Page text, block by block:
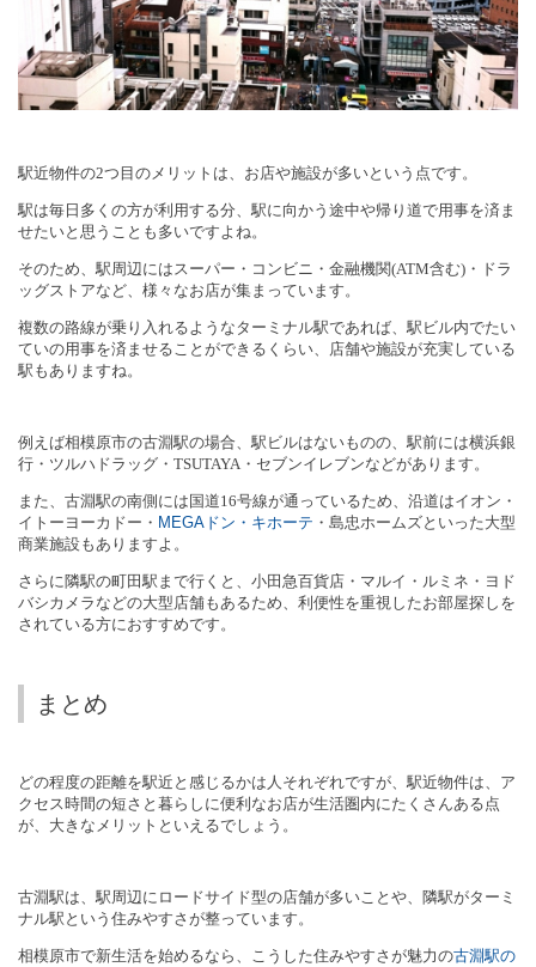
駅近物件の2つ目のメリットは、お店や施設が多いという点です。
駅は毎日多くの方が利用する分、駅に向かう途中や帰り道で用事を済ま
せたいと思うことも多いですよね。
そのため、駅周辺にはスーパー・コンビニ・金融機関(ATM含む) ・ドラ
ッグストアなど、様々なお店が集まっています。
複数の路線が乗り入れるようなターミナル駅であれば、駅ビル内でたい
ていの用事を済ませることができるくらい、店舗や施設が充実している
駅もありますね。
例えば相模原市の古淵駅の場合、駅ビルはないものの、駅前には横浜銀
行・ツルハドラッグ・ TSUTAYA ・セブンイレブンなどがあります。
また、古淵駅の南側には国道16号線が通っているため、沿道はイオン・
イトーヨーカドー・ MEGA ドン・キホーテ ・島忠ホームズといった大型
商業施設もありますよ。
さらに隣駅の町田駅まで行くと、小田急百貨店・マルイ・ルミネ・ヨド
バシカメラなどの大型店舗もあるため、利便性を重視したお部屋探しを
されている方におすすめです。
まとめ
どの程度の距離を駅近と感じるかは人それぞれですが、駅近物件は、ア
クセス時間の短さと暮らしに便利なお店が生活圏内にたくさんある点
が、大きなメリットといえるでしょう。
古淵駅は、駅周辺にロードサイド型の店舗が多いことや、隣駅がターミ
ナル駅という住みやすさが整っています。
相模原市で新生活を始めるなら、こうした住みやすさが魅力の古淵駅の